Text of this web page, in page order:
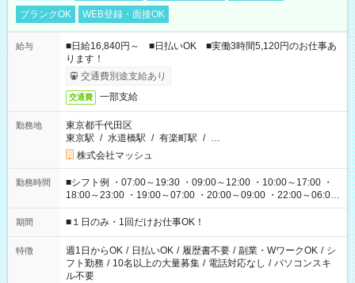
ブランクOK
WEB登録・面接OK
給与
■日給16,840円～ ■日払いOK ■実働3時間5,120円のお仕事あ
ります！
交通費別途支給あり
交通費 一部支給
勤務地
東京都千代田区
東京駅 / 水道橋駅 / 有楽町駅 / …
株式会社マッシュ
勤務時間
■シフト例 ・07:00～19:30 ・09:00～12:00 ・10:00～17:00 ・
18:00～23:00 ・19:00～07:00 ・20:00～09:00 ・22:00～06:00
etc ★最短で3時間で5,120円のお仕事から 15時間で2万円近く稼
げるお仕事も！ ご希望のお時間に合わせてご紹介！ ※シフトは
ください！
期間 ■１日のみ・1回だけお仕事OK！
特徴 週1日からOK / 日払いOK / 履歴書不要 / 副業・WワークOK / シ
フト勤務 / 10名以上の大量募集 / 電話対応なし / パソコンスキ
ル不要